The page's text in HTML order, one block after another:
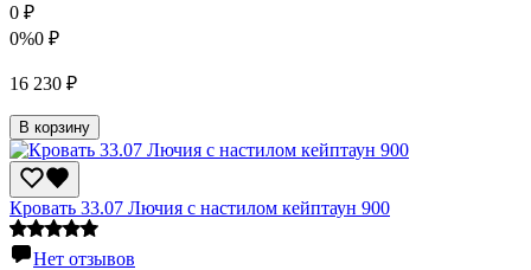
0 ₽
0%0 ₽
16 230 ₽
В корзину
Кровать 33.07 Лючия с настилом кейптаун 900
Нет отзывов